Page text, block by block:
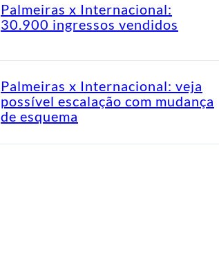
Palmeiras x Internacional:
30.900 ingressos vendidos
Palmeiras x Internacional: veja
possível escalação com mudança
de esquema